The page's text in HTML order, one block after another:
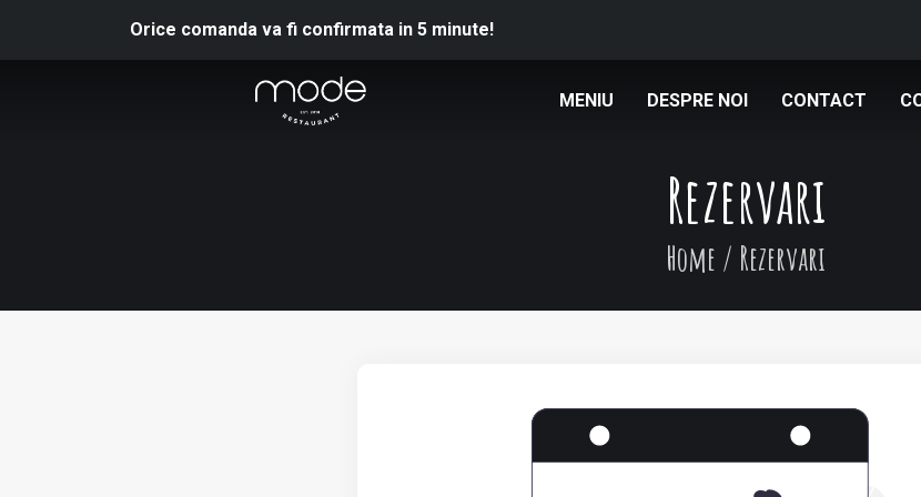
Orice comanda va fi confirmata in 5 minute!
MENIU DESPRE NOI CONTACT
Rezervari
Home / Rezervari